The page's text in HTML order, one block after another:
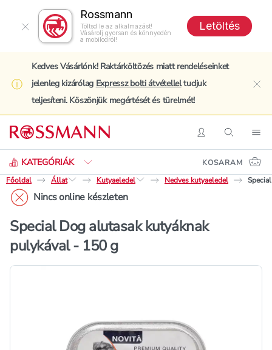
Rossmann
Töltsd le az alkalmazást!
Vásárolj gyorsan és könnyedén
a mobilodról!
Letöltés
Kedves Vásárlónk! Raktárköltözés miatt rendeléseinket
jelenleg kizárólag Expressz bolti átvételleltudjuk
teljesíteni. Köszönjük megértését és türelmét!
BelépésKeresés
KATEGÓRIÁK
Keresés
KOSARAM
Főoldal
Állat Kutyaeledel Nedves kutyaeledel
Nincs online készleten
Special Dog alutasak kutyáknak
pulykával - 150 g